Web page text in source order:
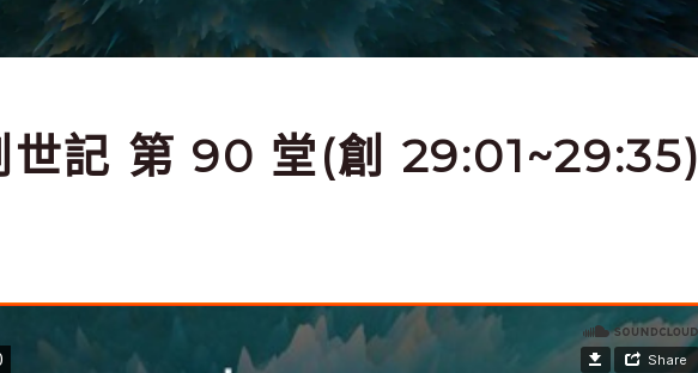
世記 第 90 堂(創 29:01~29:35)